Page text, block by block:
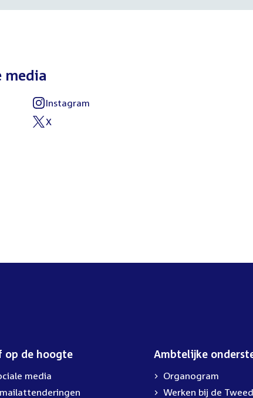
media
Instagram
X
op de hoogte
media
mailattenderingen
Ambtelijke
Organogram
Werken bij de